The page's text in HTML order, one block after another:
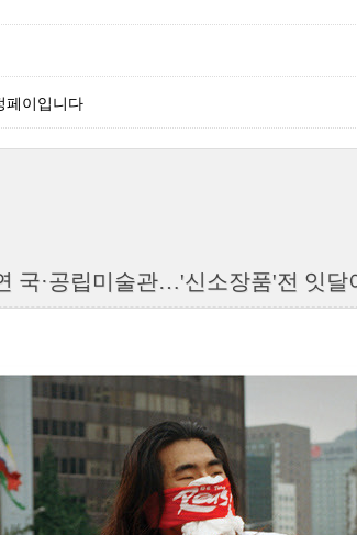
페이입니다
국·공립미술관…'신소장품'전 잇달